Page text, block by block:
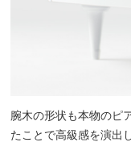
腕木の形状も本物のピ
たことで高級感を演出